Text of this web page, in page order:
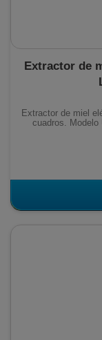
Extractor de
Extractor de miel
cuadros. Modelo